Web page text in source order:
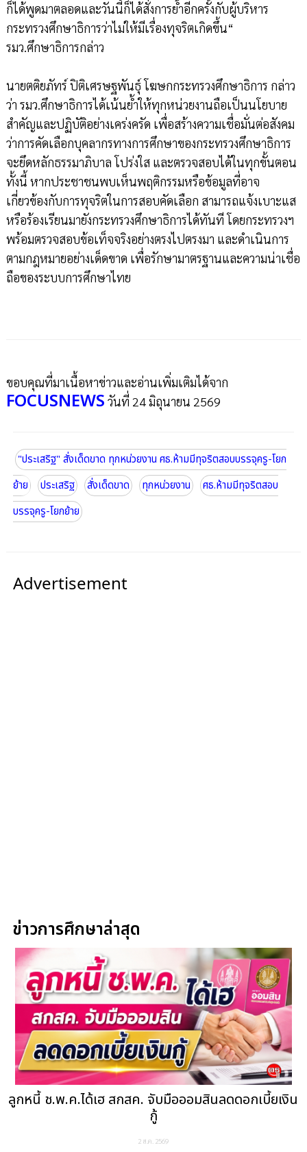
ก็ได้พูดมาตลอดและวันนี้ก็ได้สั่งการย้ำอีกครั้งกับผู้บริหาร
กระทรวงศึกษาธิการว่าไม่ให้มีเรื่องทุจริตเกิดขึ้น“
รมว.ศึกษาธิการกล่าว
นายตติยภัทร์ ปิติเศรษฐพันธุ์ โฆษกกระทรวงศึกษาธิการ กล่าว
ว่า รมว.ศึกษาธิการได้เน้นย้ำให้ทุกหน่วยงานถือเป็นนโยบาย
สำคัญและปฏิบัติอย่างเคร่งครัด เพื่อสร้างความเชื่อมั่นต่อสังคม
ว่าการคัดเลือกบุคลากรทางการศึกษาของกระทรวงศึกษาธิการ
จะยึดหลักธรรมาภิบาล โปร่งใส และตรวจสอบได้ในทุกขั้นตอน
ทั้งนี้ หากประชาชนพบเห็นพฤติกรรมหรือข้อมูลที่อาจ
เกี่ยวข้องกับการทุจริตในการสอบคัดเลือก สามารถแจ้งเบาะแส
หรือร้องเรียนมายังกระทรวงศึกษาธิการได้ทันที โดยกระทรวงฯ
พร้อมตรวจสอบข้อเท็จจริงอย่างตรงไปตรงมา และดำเนินการ
ตามกฎหมายอย่างเด็ดขาด เพื่อรักษามาตรฐานและความน่าเชื่อ
ถือของระบบการศึกษาไทย
ขอบคุณที่มาเนื้อหาข่าวและอ่านเพิ่มเติมได้จาก
FOCUSNEWS วันที่ 24 มิถุนายน 2569
"ประเสริฐ" สั่งเด็ดขาด ทุกหน่วยงาน ศธ.ห้ามมีทุจริตสอบบรรจุครู-โยก
ย้าย
ประเสริฐ สั่งเด็ดขาด ทุกหน่วยงาน
ศธ.ห้ามมีทุจริตสอบ
บรรจุครู-โยกย้าย
Advertisement
ข่าวการศึกษาล่าสุด
ลูกหนี้ ช.พ.ค.ได้เฮ สกสค. จับมือออมสินลดดอกเบี้ยเงิน
กู้
2 ส.ค. 2569